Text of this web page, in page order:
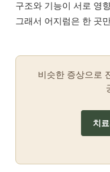
구조와 기능이 서로 영
그래서 어지럼은 한 곳
비슷한 증상으로
치